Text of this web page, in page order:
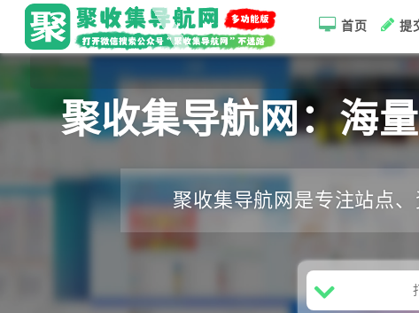
首页 提
聚收集导航网：海
聚收集导航网是专注站点